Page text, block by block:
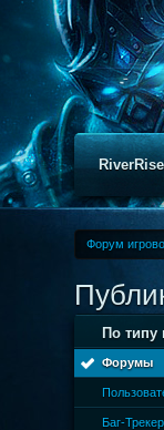
Форум
По типу
Форумы
Баг-Трекер